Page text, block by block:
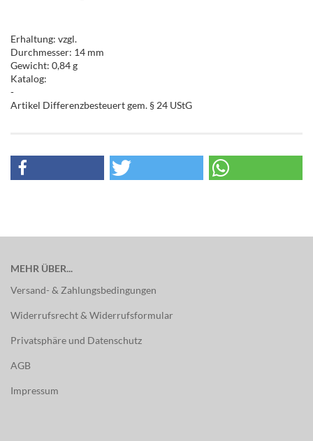
Erhaltung: vzgl.
Durchmesser: 14 mm
Gewicht: 0,84 g
Katalog:
-
Artikel Differenzbesteuert gem. § 24 UStG
MEHR ÜBER...
Versand- & Zahlungsbedingungen
Widerrufsrecht & Widerrufsformular
Privatsphäre und Datenschutz
AGB
Impressum